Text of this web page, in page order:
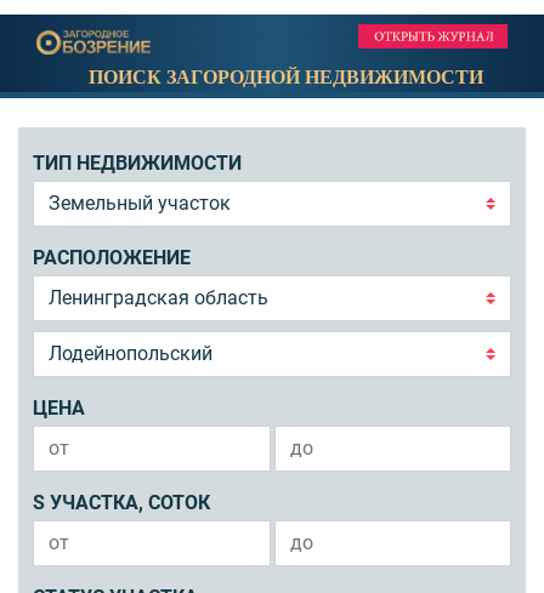
ПОИСК ЗАГОРОДНОЙ НЕДВИЖИМОСТИ
ТИП НЕДВИЖИМОСТИ
РАСПОЛОЖЕНИЕ
ЦЕНА
S УЧАСТКА, СОТОК